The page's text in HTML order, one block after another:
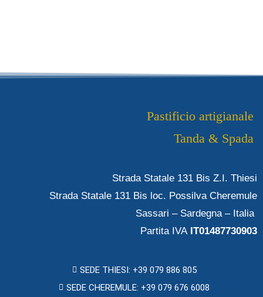
Pastificio artigianale
Tanda & Spada
Strada Statale 131 Bis Z.I. Thiesi
Strada Statale 131 Bis loc. Possilva Cheremule
Sassari – Sardegna – Italia
Partita IVA IT01487730903
SEDE THIESI: +39 079 886 805
SEDE CHEREMULE: +39 079 676 6008